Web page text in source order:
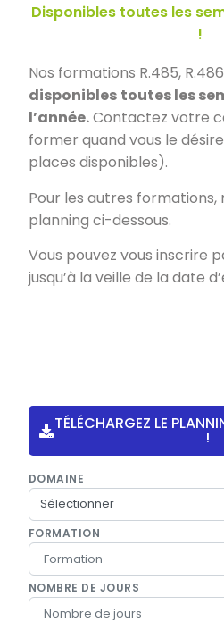
Disponibles toutes les
!
Nos formations R.485,
disponibles toutes les
l’année.Contactez votre
former quand vous le
places disponibles).
Pour les autres
planning ci-dessous.
Vous pouvez vous inscrire
jusqu’à la veille de la date
TÉLÉCHARGEZ LE
!
DOMAINE
FORMATION
NOMBRE DE JOURS